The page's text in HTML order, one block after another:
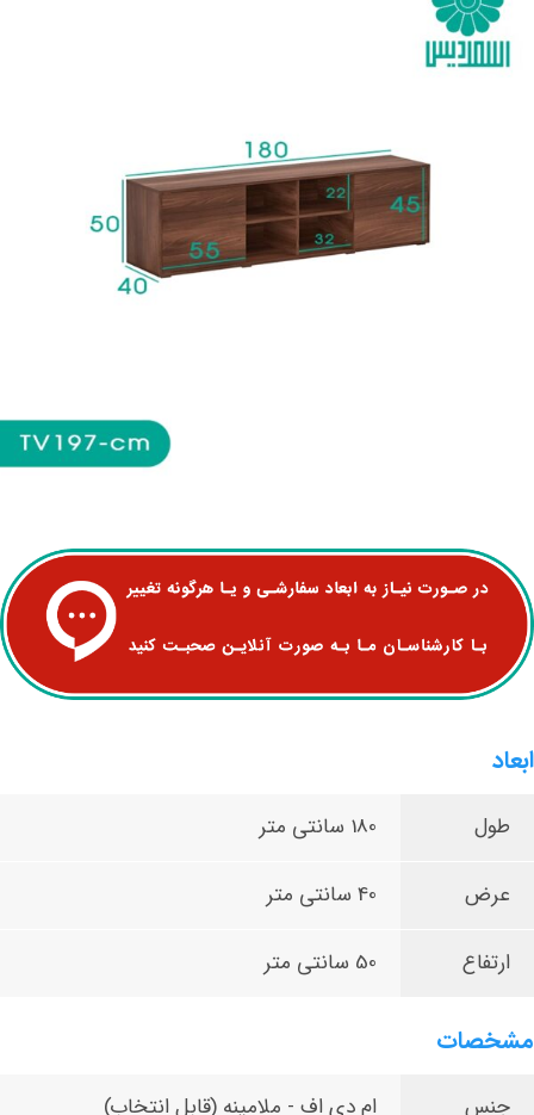
ابعاد
طول 180 سانتی متر
عرض 40 سانتی متر
ارتفاع 50 سانتی متر
مشخصات
جنس ام دی اف - ملامینه (قابل انتخاب)